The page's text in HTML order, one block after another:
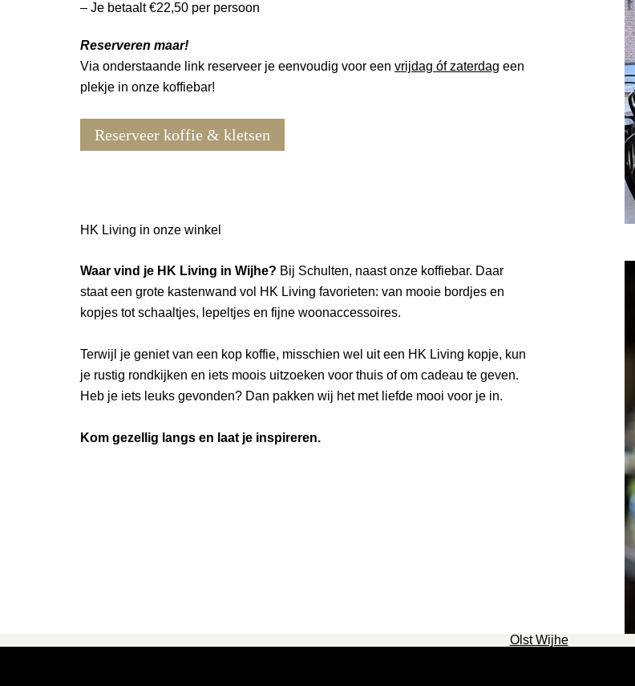
– Je betaalt €22,50 per persoon
Reserveren maar!
Via onderstaande link reserveer je eenvoudig voor een vrijdag óf zaterdag een
plekje in onze koffiebar!
Reserveer koffie & kletsen
HK Living in onze winkel
Waar vind je HK Living in Wijhe? Bij Schulten, naast onze koffiebar. Daar
staat een grote kastenwand vol HK Living favorieten: van mooie bordjes en
kopjes tot schaaltjes, lepeltjes en fijne woonaccessoires.
Terwijl je geniet van een kop koffie, misschien wel uit een HK Living kopje, kun
je rustig rondkijken en iets moois uitzoeken voor thuis of om cadeau te geven.
Heb je iets leuks gevonden? Dan pakken wij het met liefde mooi voor je in.
Kom gezellig langs en laat je inspireren.
Olst Wijhe